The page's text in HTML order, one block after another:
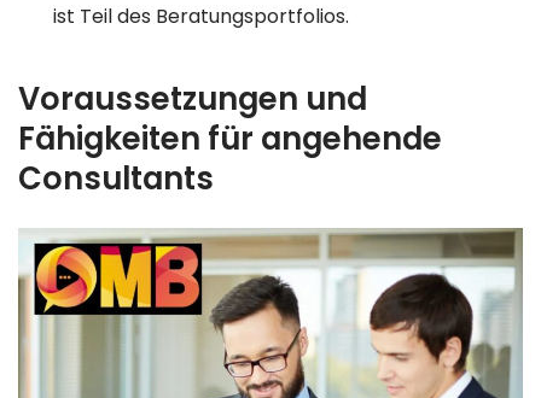
ist Teil des Beratungsportfolios.
Voraussetzungen und
Fähigkeiten für angehende
Consultants